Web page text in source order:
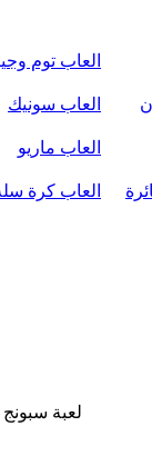
العاب توم
العاب سونيك
العاب ماريو
العاب كرة
لعبة